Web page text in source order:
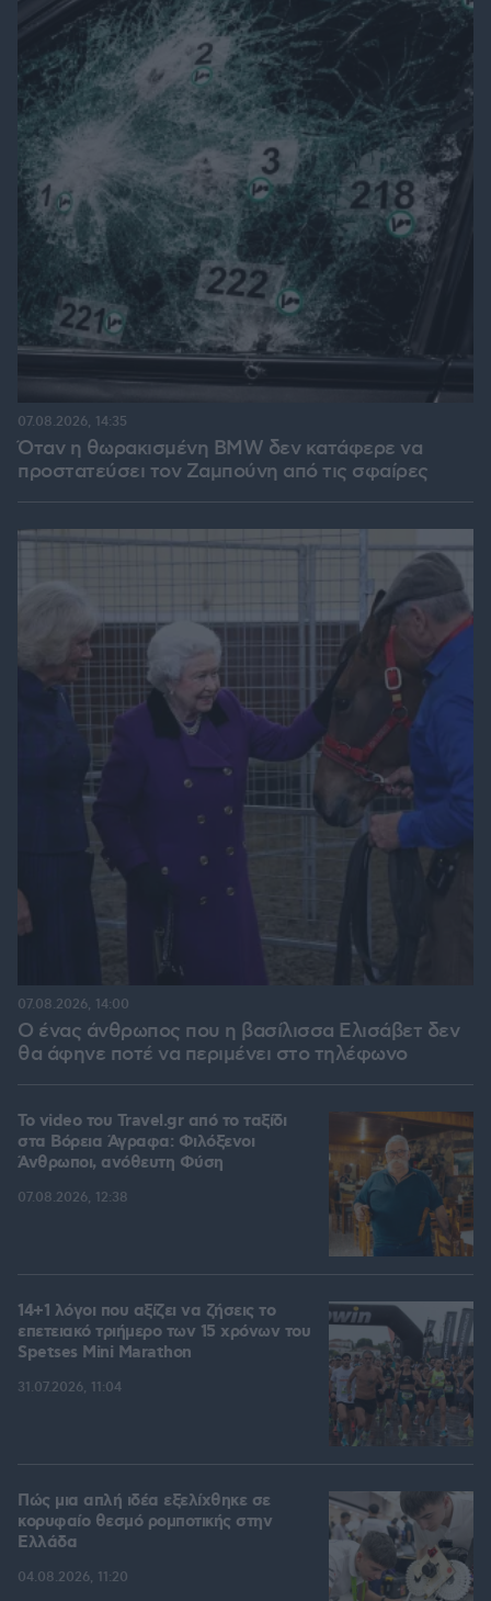
Όταν η θωρακισμένη BMW δεν κατάφερε να
προστατεύσει τον Ζαμπούνη από τις σφαίρες
07.08.2026, 14:35
Ο ένας άνθρωπος που η βασίλισσα Ελισάβετ δεν
θα άφηνε ποτέ να περιμένει στο τηλέφωνο
07.08.2026, 14:00
To video του Travel.gr από το ταξίδι
στα Βόρεια Άγραφα: Φιλόξενοι
Άνθρωποι, ανόθευτη Φύση
07.08.2026, 12:38
14+1 λόγοι που αξίζει να ζήσεις το
επετειακό τριήμερο των 15 χρόνων του
Spetses Mini Marathon
31.07.2026, 11:04
Πώς μια απλή ιδέα εξελίχθηκε σε
κορυφαίο θεσμό ρομποτικής στην
Ελλάδα
04.08.2026, 11:20